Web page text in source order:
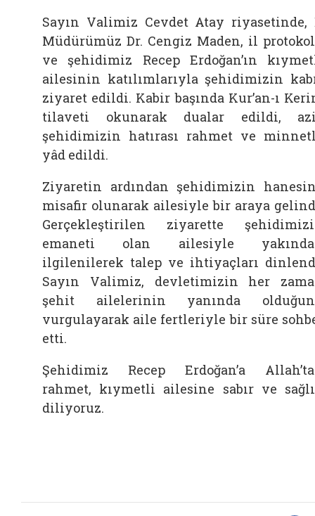
Sayın Valimiz Cevdet Atay riyasetinde,
Müdürümüz Dr. Cengiz Maden, il
ve şehidimiz Recep Erdoğan’ın
ailesinin katılımlarıyla şehidimizin
ziyaret edildi. Kabir başında Kur’an-ı
tilaveti okunarak dualar edildi,
şehidimizin hatırası rahmet ve
yâd edildi.
Ziyaretin ardından şehidimizin
misafir olunarak ailesiyle bir araya
Gerçekleştirilen ziyarette
emaneti olan ailesiyle
ilgilenilerek talep ve ihtiyaçları
Sayın Valimiz, devletimizin her
şehit ailelerinin yanında
vurgulayarak aile fertleriyle bir süre
etti.
Şehidimiz Recep Erdoğan’a
rahmet, kıymetli ailesine sabır ve
diliyoruz.